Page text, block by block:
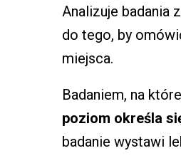
Analizuje badania
do tego, by
miejsca.
Badaniem, na
poziom określa
badanie wystawi